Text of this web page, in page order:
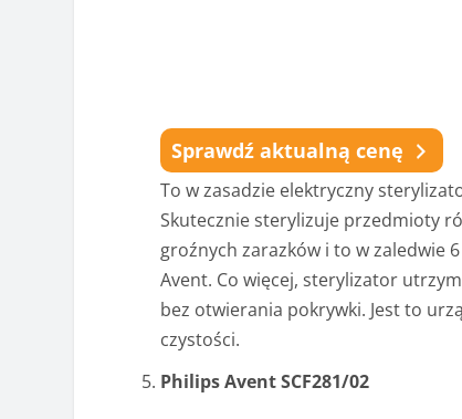
Sprawdź aktualną cenę
To w zasadzie elektryczny
Skutecznie sterylizuje przedmioty
groźnych zarazków i to w zaledwie
Avent. Co więcej, sterylizator
bez otwierania pokrywki. Jest to
czystości.
Philips Avent SCF281/02